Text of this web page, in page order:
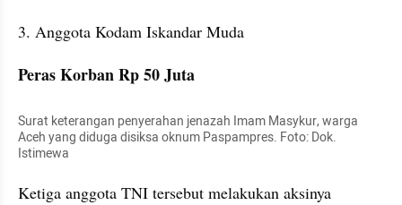
3. Anggota Kodam Iskandar Muda
Peras Korban Rp 50 Juta
Surat keterangan penyerahan jenazah Imam Masykur, warga
Aceh yang diduga disiksa oknum Paspampres. Foto: Dok.
Istimewa
Ketiga anggota TNI tersebut melakukan aksinya